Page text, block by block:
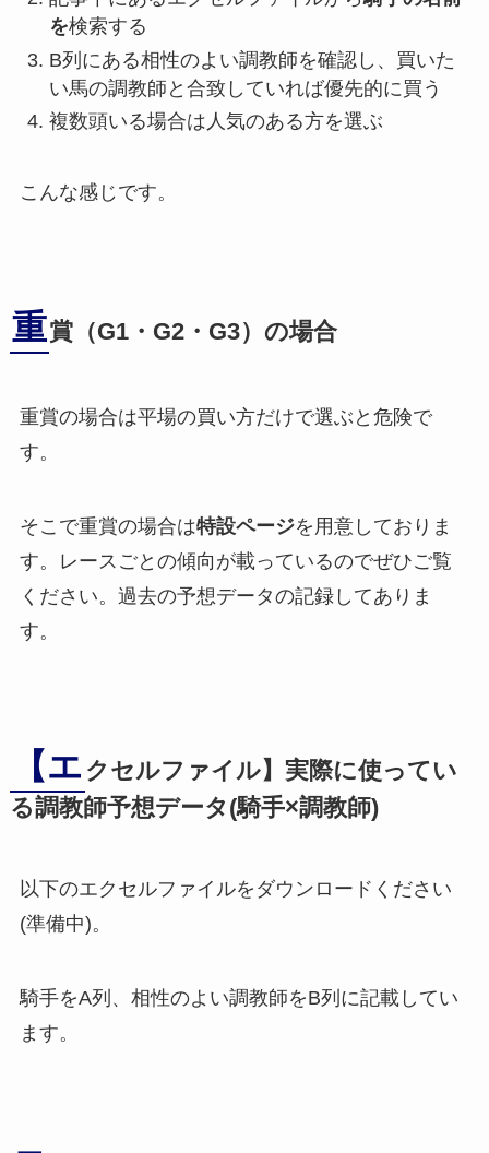
を検索する
B列にある相性のよい調教師を確認し、買いた
い馬の調教師と合致していれば優先的に買う
複数頭いる場合は人気のある方を選ぶ
こんな感じです。
重賞（G1・G2・G3）の場合
重賞の場合は平場の買い方だけで選ぶと危険で
す。
そこで重賞の場合は特設ページを用意しておりま
す。レースごとの傾向が載っているのでぜひご覧
ください。過去の予想データの記録してありま
す。
【エ クセルファイル】実際に使ってい
る調教師予想データ(騎手×調教師)
以下のエクセルファイルをダウンロードください
(準備中)。
騎手をA列、相性のよい調教師をB列に記載してい
ます。